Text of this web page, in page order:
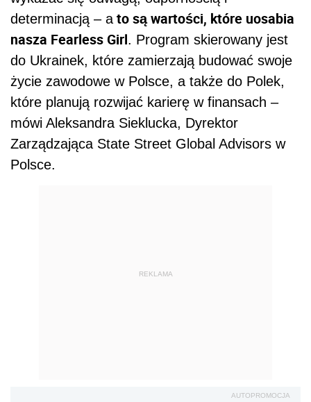
determinacją – ato są wartości, które uosabia
nasza Fearless Girl. Program skierowany jest
do Ukrainek, które zamierzają budować swoje
życie zawodowe w Polsce, a także do Polek,
które planują rozwijać karierę w finansach –
mówi Aleksandra Sieklucka, Dyrektor
Zarządzająca State Street Global Advisors w
Polsce.
REKLAMA
AUTOPROMOCJA